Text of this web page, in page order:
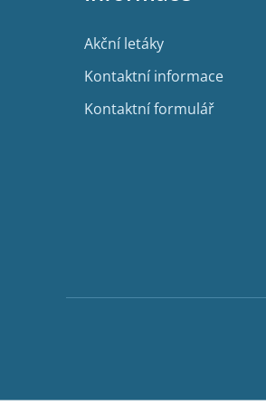
Akční letáky
Kontaktní informace
Kontaktní formulář